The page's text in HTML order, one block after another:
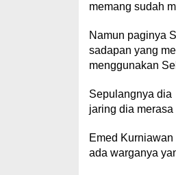
memang sudah
Namun paginya
sadapan yang
menggunakan
Sepulangnya dia
jaring dia
Emed
ada warganya